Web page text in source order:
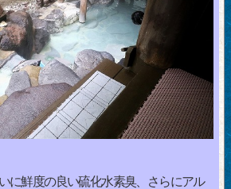
に鮮度の良い硫化水素臭、さらにアル